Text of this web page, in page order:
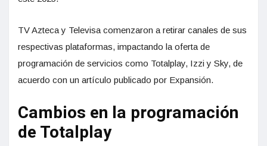
TV Azteca y Televisa comenzaron a retirar canales de sus
respectivas plataformas, impactando la oferta de
programación de servicios como Totalplay, Izzi y Sky, de
acuerdo con un artículo publicado por Expansión.
Cambios en la programación
de Totalplay